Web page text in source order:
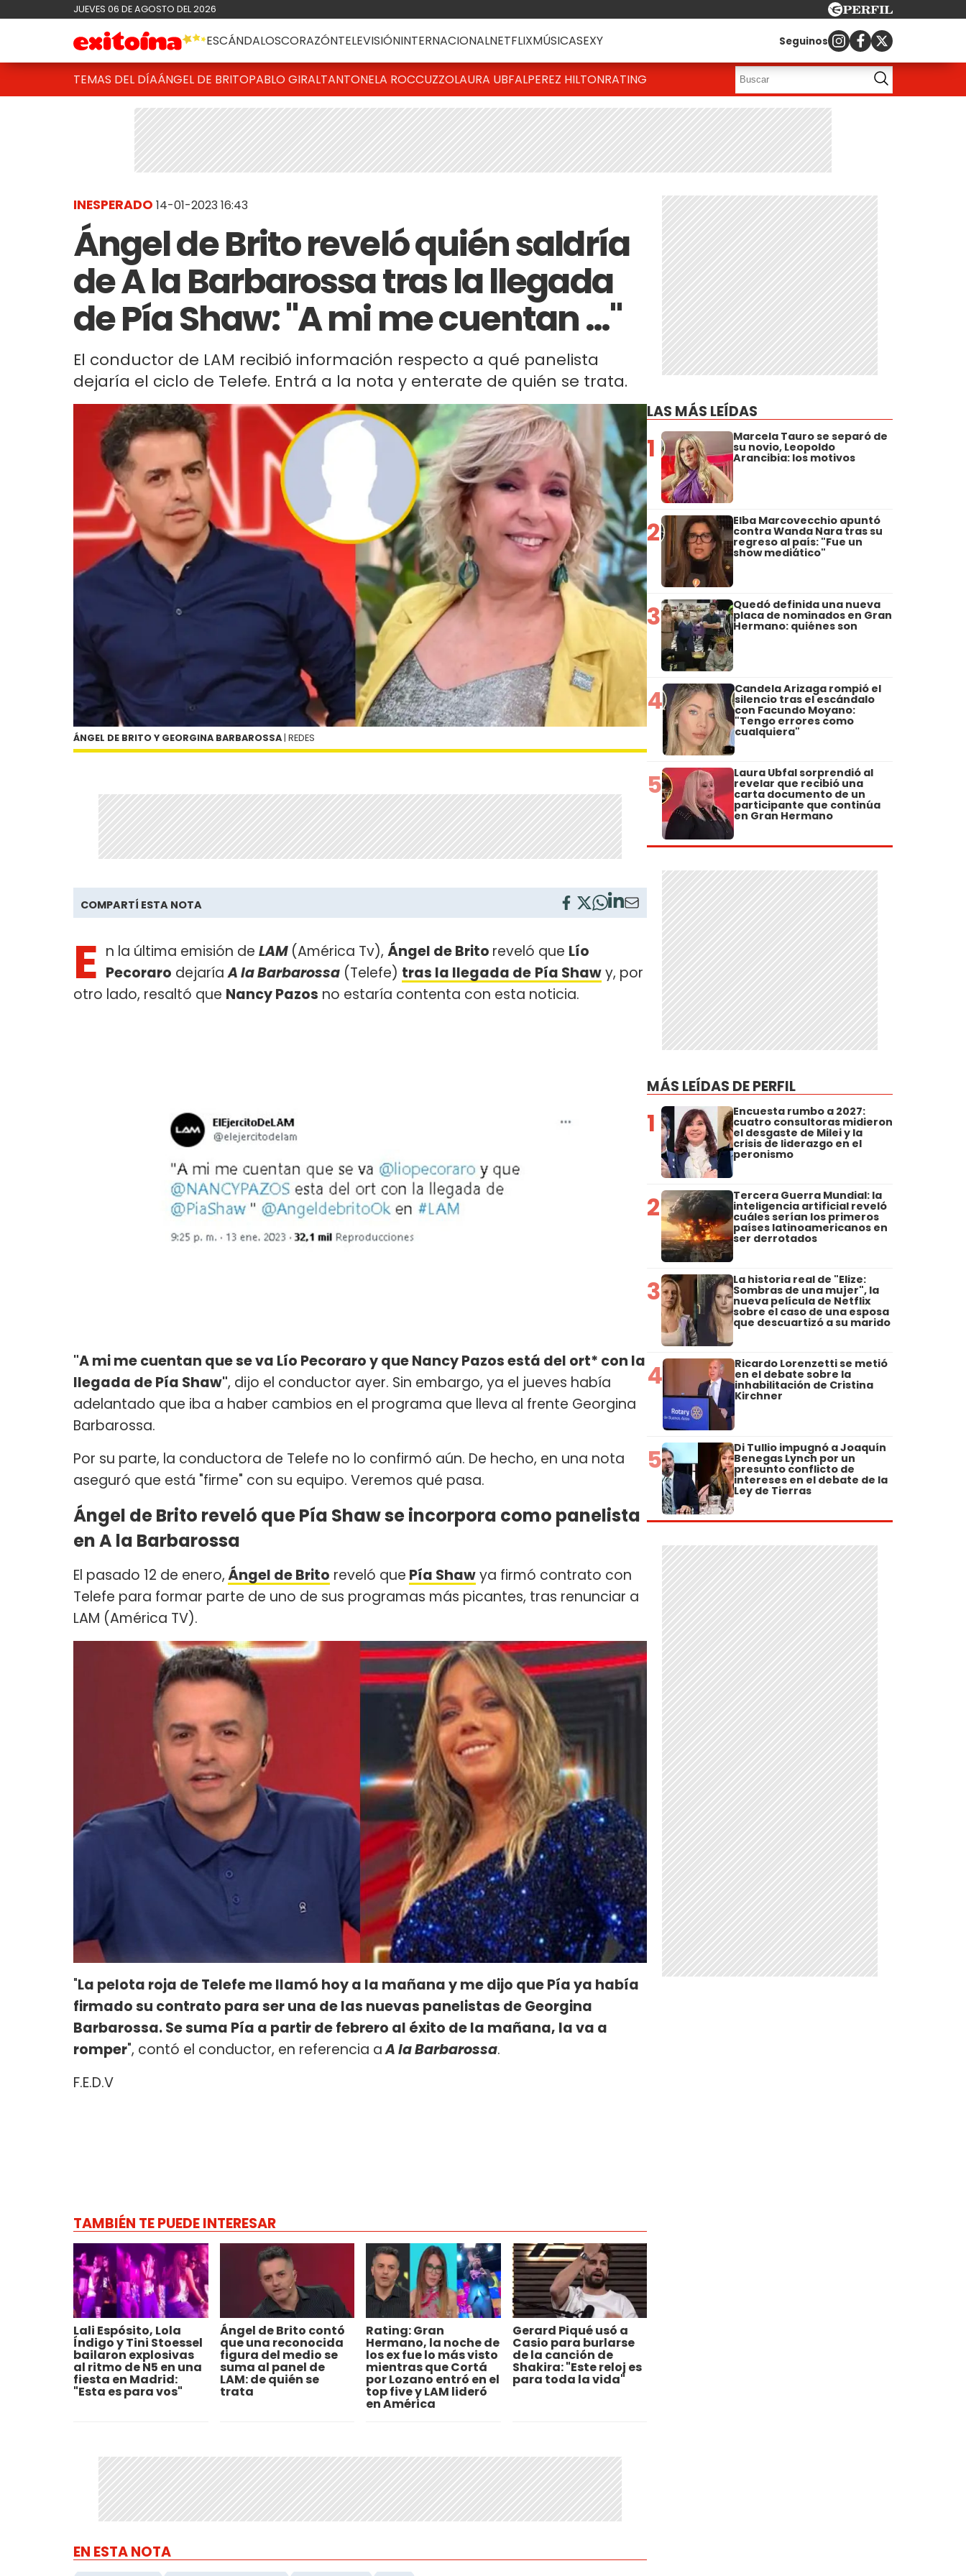
JUEVES 06 DE AGOSTO DEL 2026
ESCÁNDALOSCORAZÓNTELEVISIÓNINTERNACIONALNETFLIXMÚSICASEXY Seguinos
TEMAS DEL DÍAÁNGEL DE BRITOPABLO GIRALTANTONELA ROCCUZZOLAURA UBFALPEREZ HILTONRATING
INESPERADO 14-01-2023 16:43
Ángel de Brito reveló quién saldría
de A la Barbarossa tras la llegada
de Pía Shaw: "A mi me cuentan …"
El conductor de LAM recibió información respecto a qué panelista
dejaría el ciclo de Telefe. Entrá a la nota y enterate de quién se trata.
ÁNGEL DE BRITO Y GEORGINA BARBAROSSA | REDES
COMPARTÍ ESTA NOTA
E n la última emisión de LAM (América Tv), Ángel de Brito reveló que Lío
Pecoraro dejaríaA la Barbarossa (Telefe) tras la llegada de Pía Shawy, por
otro lado, resaltó que Nancy Pazos no estaría contenta con esta noticia.
"A mi me cuentan que se va Lío Pecoraro y que Nancy Pazos está del ort* con la
llegada de Pía Shaw", dijo el conductor ayer. Sin embargo, ya el jueves había
adelantado que iba a haber cambios en el programa que lleva al frente Georgina
Barbarossa.
Por su parte, la conductora de Telefe no lo confirmó aún. De hecho, en una nota
aseguró que está "firme" con su equipo. Veremos qué pasa.
Ángel de Brito reveló que Pía Shaw se incorpora como panelista
en A la Barbarossa
El pasado 12 de enero,Ángel de Brito reveló que Pía Shawya firmó contrato con
Telefe para formar parte de uno de sus programas más picantes, tras renunciar a
LAM (América TV).
"La pelota roja de Telefe me llamó hoy a la mañana y me dijo que Pía ya había
firmado su contrato para ser una de las nuevas panelistas de Georgina
Barbarossa. Se suma Pía a partir de febrero al éxito de la mañana, la va a
romper", contó el conductor, en referencia aA la Barbarossa.
F.E.D.V
TAMBIÉN TE PUEDE INTERESAR
Lali Espósito, Lola
Índigo y Tini Stoessel
bailaron explosivas
al ritmo de N5 en una
fiesta en Madrid:
"Esta es para vos"
Ángel de Brito contó
que una reconocida
figura del medio se
suma al panel de
LAM: de quién se
trata
Rating: Gran
Hermano, la noche de
los ex fue lo más visto
mientras que Cortá
por Lozano entró en el
top five y LAM lideró
en América
Gerard Piqué usó a
Casio para burlarse
de la canción de
Shakira: "Este reloj es
para toda la vida"
EN ESTA NOTA
LAS MÁS LEÍDAS
1 Marcela Tauro se separó de
su novio, Leopoldo
Arancibia: los motivos
2 Elba Marcovecchio apuntó
contra Wanda Nara tras su
regreso al país: "Fue un
show mediático"
3 Quedó definida una nueva
placa de nominados en Gran
Hermano: quiénes son
4 Candela Arizaga rompió el
silencio tras el escándalo
con Facundo Moyano:
"Tengo errores como
cualquiera"
5 Laura Ubfal sorprendió al
revelar que recibió una
carta documento de un
participante que continúa
en Gran Hermano
MÁS LEÍDAS DE PERFIL
1 Encuesta rumbo a 2027:
cuatro consultoras midieron
el desgaste de Milei y la
crisis de liderazgo en el
peronismo
2 Tercera Guerra Mundial: la
inteligencia artificial reveló
cuáles serían los primeros
países latinoamericanos en
ser derrotados
3 La historia real de "Elize:
Sombras de una mujer", la
nueva película de Netflix
sobre el caso de una esposa
que descuartizó a su marido
4 Ricardo Lorenzetti se metió
en el debate sobre la
inhabilitación de Cristina
Kirchner
5 Di Tullio impugnó a Joaquín
Benegas Lynch por un
presunto conflicto de
intereses en el debate de la
Ley de Tierras